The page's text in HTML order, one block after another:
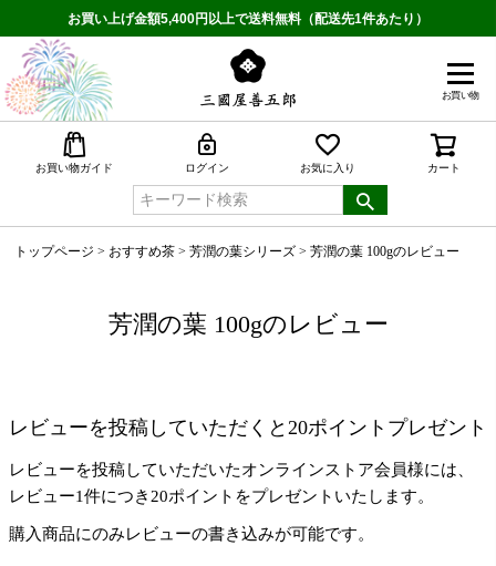
お買い上げ金額5,400円以上で送料無料（配送先1件あたり）
お買い物
お買い物ガイド ログイン お気に入り カート
トップページ おすすめ茶 芳潤の葉シリーズ 芳潤の葉 100gのレビュー
芳潤の葉 100gのレビュー
レビューを投稿していただくと20ポイントプレゼント
レビューを投稿していただいたオンラインストア会員様には、
レビュー1件につき20ポイントをプレゼントいたします。
購入商品にのみレビューの書き込みが可能です。